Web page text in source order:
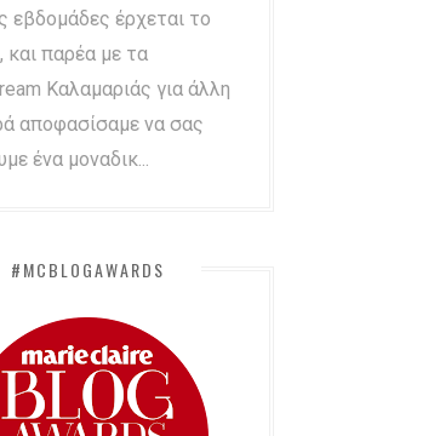
εβδομάδες έρχεται το
και παρέα με τα
Καλαμαριάς για άλλη
αποφασίσαμε να σας
ένα μοναδικ...
#MCBLOGAWARDS